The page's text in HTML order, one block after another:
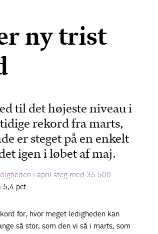
ny trist
til det højeste niveau i
rekord fra marts,
er steget på en enkelt
igen i løbet af maj.
i april steg med 35.500
5,4 pct.
for, hvor meget ledigheden kan
så stor, som den vi så i marts, som